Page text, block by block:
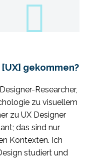
gekommen?
Researcher,
zu visuellem
zu UX Designer
das sind nur
Kontexten. Ich
studiert und